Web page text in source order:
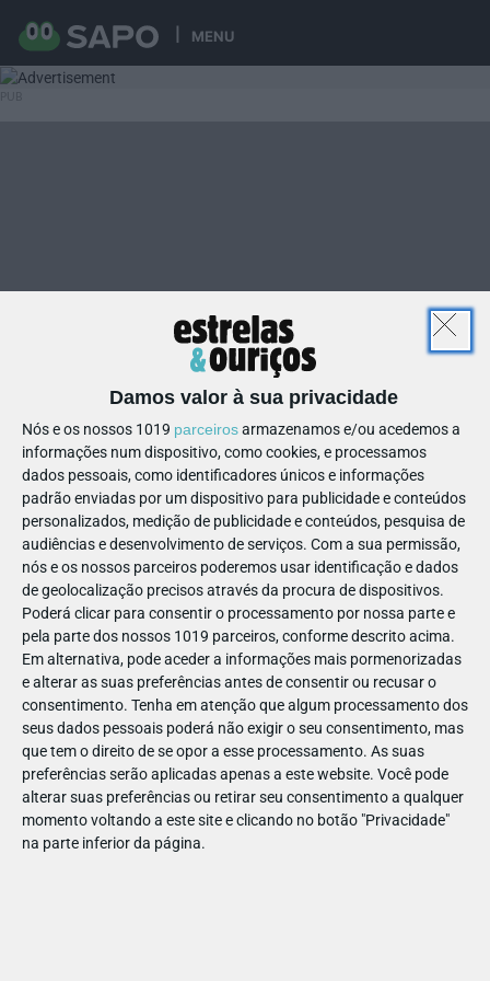
MENU
Damos valor à sua privacidade
Nós e os nossos 1019 parceirosarmazenamos e/ou acedemos a
informações num dispositivo, como cookies, e processamos
dados pessoais, como identificadores únicos e informações
padrão enviadas por um dispositivo para publicidade e conteúdos
personalizados, medição de publicidade e conteúdos, pesquisa de
audiências e desenvolvimento de serviços. Com a sua permissão,
nós e os nossos parceiros poderemos usar identificação e dados
de geolocalização precisos através da procura de dispositivos.
Poderá clicar para consentir o processamento por nossa parte e
pela parte dos nossos 1019 parceiros, conforme descrito acima.
Em alternativa, pode aceder a informações mais pormenorizadas
e alterar as suas preferências antes de consentir ou recusar o
consentimento. Tenha em atenção que algum processamento dos
seus dados pessoais poderá não exigir o seu consentimento, mas
que tem o direito de se opor a esse processamento. As suas
preferências serão aplicadas apenas a este website. Você pode
alterar suas preferências ou retirar seu consentimento a qualquer
momento voltando a este site e clicando no botão "Privacidade"
na parte inferior da página.
11
123842461025403